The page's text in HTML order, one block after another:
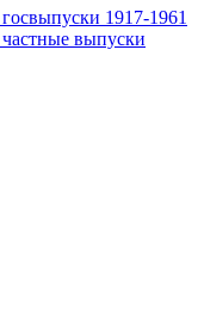
1917-1961
выпуски